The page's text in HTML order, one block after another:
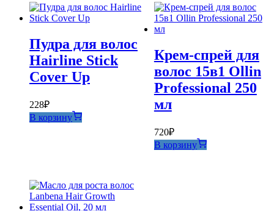
Пудра для волос
Hairline Stick
Cover Up
228₽
В корзину
Крем-спрей для
волос 15в1 Ollin
Professional 250
мл
720₽
В корзину